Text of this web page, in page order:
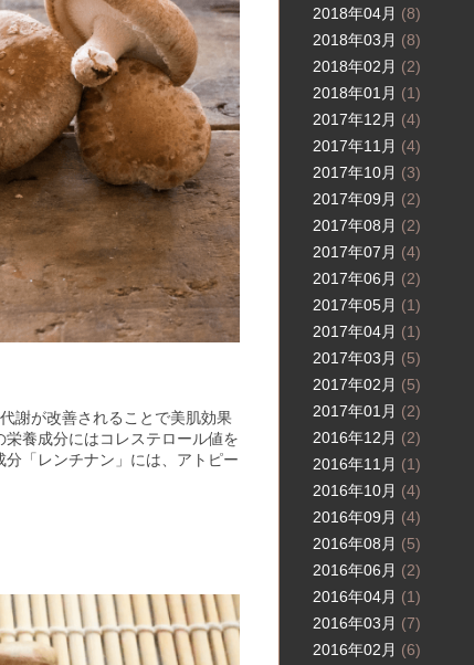
謝が改善されることで美肌効果
養成分にはコレステロール値を
「レンチナン」には、アトピー
2018年04月 (8)
2018年03月 (8)
2018年02月 (2)
2018年01月 (1)
2017年12月 (4)
2017年11月 (4)
2017年10月 (3)
2017年09月 (2)
2017年08月 (2)
2017年07月 (4)
2017年06月 (2)
2017年05月 (1)
2017年04月 (1)
2017年03月 (5)
2017年02月 (5)
2017年01月 (2)
2016年12月 (2)
2016年11月 (1)
2016年10月 (4)
2016年09月 (4)
2016年08月 (5)
2016年06月 (2)
2016年04月 (1)
2016年03月 (7)
2016年02月 (6)